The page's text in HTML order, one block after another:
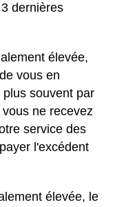
dernières
élevée,
vous en
souvent par
ne recevez
service des
l'excédent
élevée, le